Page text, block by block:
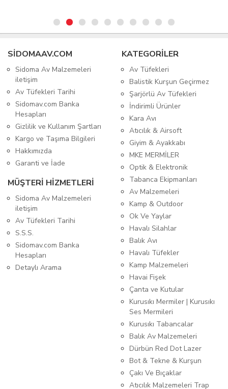
SIDOMAAV.COM
Sidoma Av Malzemeleri
iletişim
Av Tüfekleri Tarihi
Sidomav.com Banka
Hesapları
Gizlilik ve Kullanım Şartları
Kargo ve Taşıma Bilgileri
Hakkımızda
Garanti ve İade
MÜŞTERİ HİZMETLERİ
Sidoma Av Malzemeleri
iletişim
Av Tüfekleri Tarihi
S.S.S.
Sidomav.com Banka
Hesapları
Detaylı Arama
KATEGORİLER
Av Tüfekleri
Balistik Kurşun Geçirmez
Şarjörlü Av Tüfekleri
İndirimli Ürünler
Kara Avı
Atıcılık & Airsoft
Giyim & Ayakkabı
MKE MERMİLER
Optik & Elektronik
Tabanca Ekipmanları
Av Malzemeleri
Kamp & Outdoor
Ok Ve Yaylar
Havalı Silahlar
Balık Avı
Havalı Tüfekler
Kamp Malzemeleri
Havai Fişek
Çanta ve Kutular
Kurusıkı Mermiler | Kurusıkı
Ses Mermileri
Kurusıkı Tabancalar
Balık Av Malzemeleri
Dürbün Red Dot Lazer
Bot & Tekne & Kurşun
Çakı Ve Bıçaklar
Atıcılık Malzemeleri Trap